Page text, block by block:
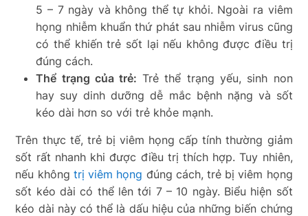
5 – 7 ngày và không thể tự khỏi. Ngoài ra viêm
họng nhiễm khuẩn thứ phát sau nhiễm virus cũng
có thể khiến trẻ sốt lại nếu không được điều trị
đúng cách.
Thể trạng của trẻ: Trẻ thể trạng yếu, sinh non
hay suy dinh dưỡng dễ mắc bệnh nặng và sốt
kéo dài hơn so với trẻ khỏe mạnh.
Trên thực tế, trẻ bị viêm họng cấp tính thường giảm
sốt rất nhanh khi được điều trị thích hợp. Tuy nhiên,
nếu không trị viêm họng đúng cách, trẻ bị viêm họng
sốt kéo dài có thể lên tới 7 – 10 ngày. Biểu hiện sốt
kéo dài này có thể là dấu hiệu của những biến chứng